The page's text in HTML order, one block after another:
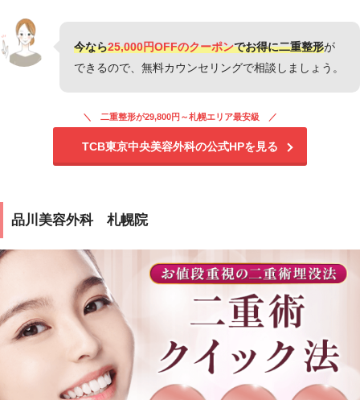
今なら25,000円OFFのクーポンでお得に二重整形が
できるので、無料カウンセリングで相談しましょう。
二重整形が29,800円～札幌エリア最安級
TCB東京中央美容外科の公式HPを見る
品川美容外科 札幌院